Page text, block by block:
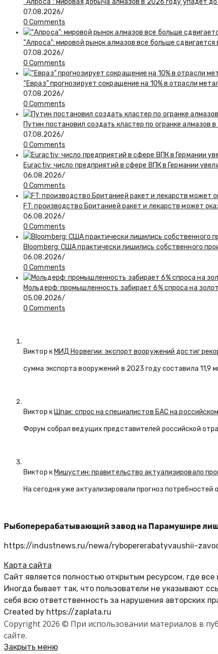
“Алроса”: мировая добыча алмазов в 2026 году упадет
07.08.2026/
0 Comments
“Алроса”: мировой рынок алмазов все больше
07.08.2026/
0 Comments
“Евраз” прогнозирует сокращение на 10% в отрасли
07.08.2026/
0 Comments
Путин постановил создать кластер по огранке алмазов
07.08.2026/
0 Comments
Euractiv: число предприятий в сфере ВПК в Германии
06.08.2026/
0 Comments
FT: производство Британией ракет и лекарств может
06.08.2026/
0 Comments
Bloomberg: США практически лишились собственного
06.08.2026/
0 Comments
Мольдерф: промышленность забирает 6% спроса на
05.08.2026/
0 Comments
Виктор кМИД Норвегии: экспорт вооружений достиг
сумма экспорта вооружений в 2023 году составила 11,9
Виктор кШпак: спрос на специалистов БАС на
Форум собрал ведущих представителей российской
Виктор кМишустин: правительство актуализировало
На сегодня уже актуализировали прогноз
Рыбоперерабатывающий завод на Парамушире
https://industnews.ru/newa/rybopererabatyvaushii-
Карта сайта
Сайт является полностью открытым ресурсом, где
Иногда бывает так, что пользователи не указывают
себя всю ответственность за нарушения авторских
Created by https://zaplata.ru
Copyright 2026 © При использовании материалов в
сайте.
Закрыть меню